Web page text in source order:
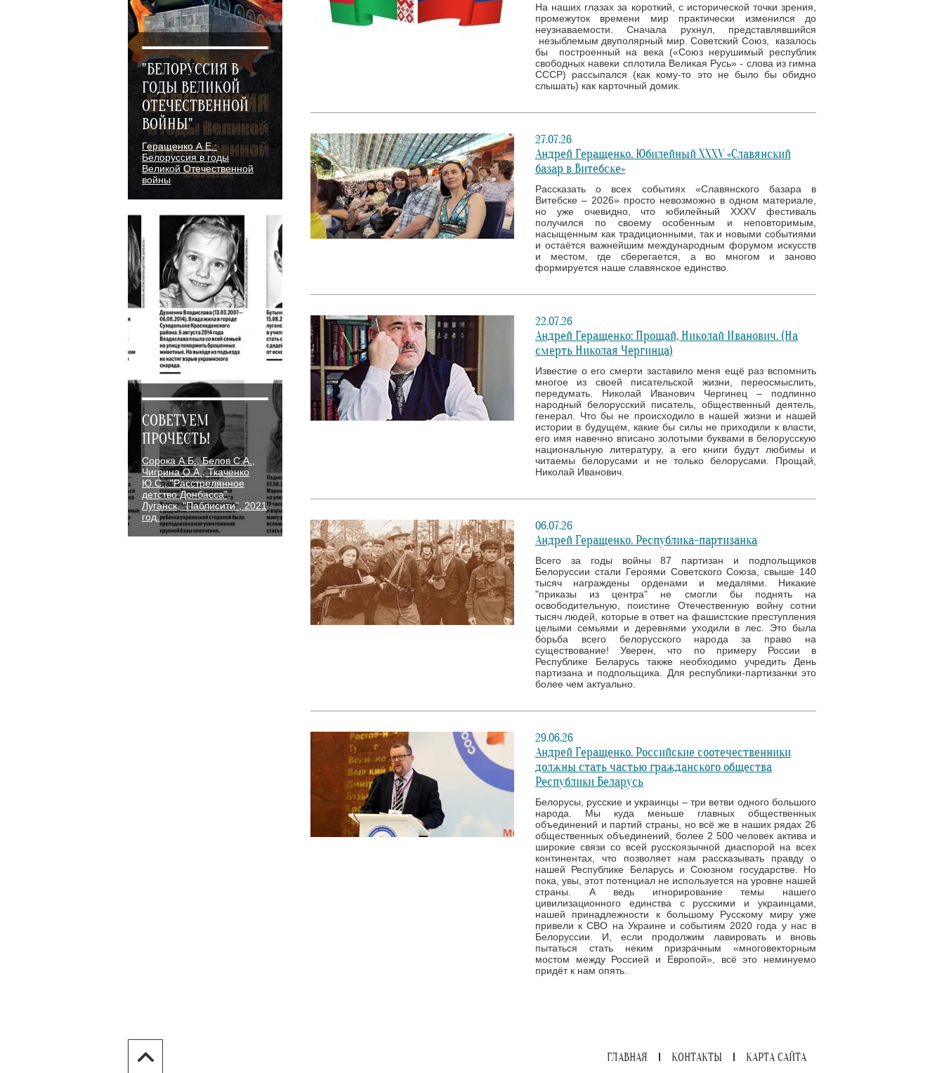
"БЕЛОРУССИЯ В
ГОДЫ ВЕЛИКОЙ
ОТЕЧЕСТВЕННОЙ
ВОЙНЫ"
Геращенко А.Е.:
Белоруссия в годы
Великой Отечественной
войны
СОВЕТУЕМ
ПРОЧЕСТЬ!
Сорока А.Б., Белов С.А.,
Чигрина О.А., Ткаченко
Ю.С., "Расстрелянное
детство Донбасса",
Луганск, "Паблисити", 2021
год.
На наших глазах за короткий, с исторической точки зрения,
промежуток времени мир практически изменился до
неузнаваемости. Сначала рухнул, представлявшийся
незыблемым двуполярный мир. Советский Союз, казалось
бы построенный на века («Союз нерушимый республик
свободных навеки сплотила Великая Русь» - слова из гимна
СССР) рассыпался (как кому-то это не было бы обидно
слышать) как карточный домик.
27.07.26
Андрей Геращенко. Юбилейный XXXV «Славянский
базар в Витебске»
Рассказать о всех событиях «Славянского базара в
Витебске – 2026» просто невозможно в одном материале,
но уже очевидно, что юбилейный XXXV фестиваль
получился по своему особенным и неповторимым,
насыщенным как традиционными, так и новыми событиями
и остаётся важнейшим международным форумом искусств
и местом, где сберегается, а во многом и заново
формируется наше славянское единство.
22.07.26
Андрей Геращенко: Прощай, Николай Иванович. (На
смерть Николая Чергинца)
Известие о его смерти заставило меня ещё раз вспомнить
многое из своей писательской жизни, переосмыслить,
передумать. Николай Иванович Чергинец – подлинно
народный белорусский писатель, общественный деятель,
генерал. Что бы не происходило в нашей жизни и нашей
истории в будущем, какие бы силы не приходили к власти,
его имя навечно вписано золотыми буквами в белорусскую
национальную литературу, а его книги будут любимы и
читаемы белорусами и не только белорусами. Прощай,
Николай Иванович.
06.07.26
Андрей Геращенко. Республика-партизанка
Всего за годы войны 87 партизан и подпольщиков
Белоруссии стали Героями Советского Союза, свыше 140
тысяч награждены орденами и медалями. Никакие
"приказы из центра" не смогли бы поднять на
освободительную, поистине Отечественную войну сотни
тысяч людей, которые в ответ на фашистские преступления
целыми семьями и деревнями уходили в лес. Это была
борьба всего белорусского народа за право на
существование! Уверен, что по примеру России в
Республике Беларусь также необходимо учредить День
партизана и подпольщика. Для республики-партизанки это
более чем актуально.
29.06.26
Андрей Геращенко. Российские соотечественники
должны стать частью гражданского общества
Республики Беларусь
Белорусы, русские и украинцы – три ветви одного большого
народа. Мы куда меньше главных общественных
объединений и партий страны, но всё же в наших рядах 26
общественных объединений, более 2 500 человек актива и
широкие связи со всей русскоязычной диаспорой на всех
континентах, что позволяет нам рассказывать правду о
нашей Республике Беларусь и Союзном государстве. Но
пока, увы, этот потенциал не используется на уровне нашей
страны. А ведь игнорирование темы нашего
цивилизационного единства с русскими и украинцами,
нашей принадлежности к большому Русскому миру уже
привели к СВО на Украине и событиям 2020 года у нас в
Белоруссии. И, если продолжим лавировать и вновь
пытаться стать неким призрачным «многовекторным
мостом между Россией и Европой», всё это неминуемо
придёт к нам опять.
ГЛАВНАЯ КОНТАКТЫ КАРТА САЙТА